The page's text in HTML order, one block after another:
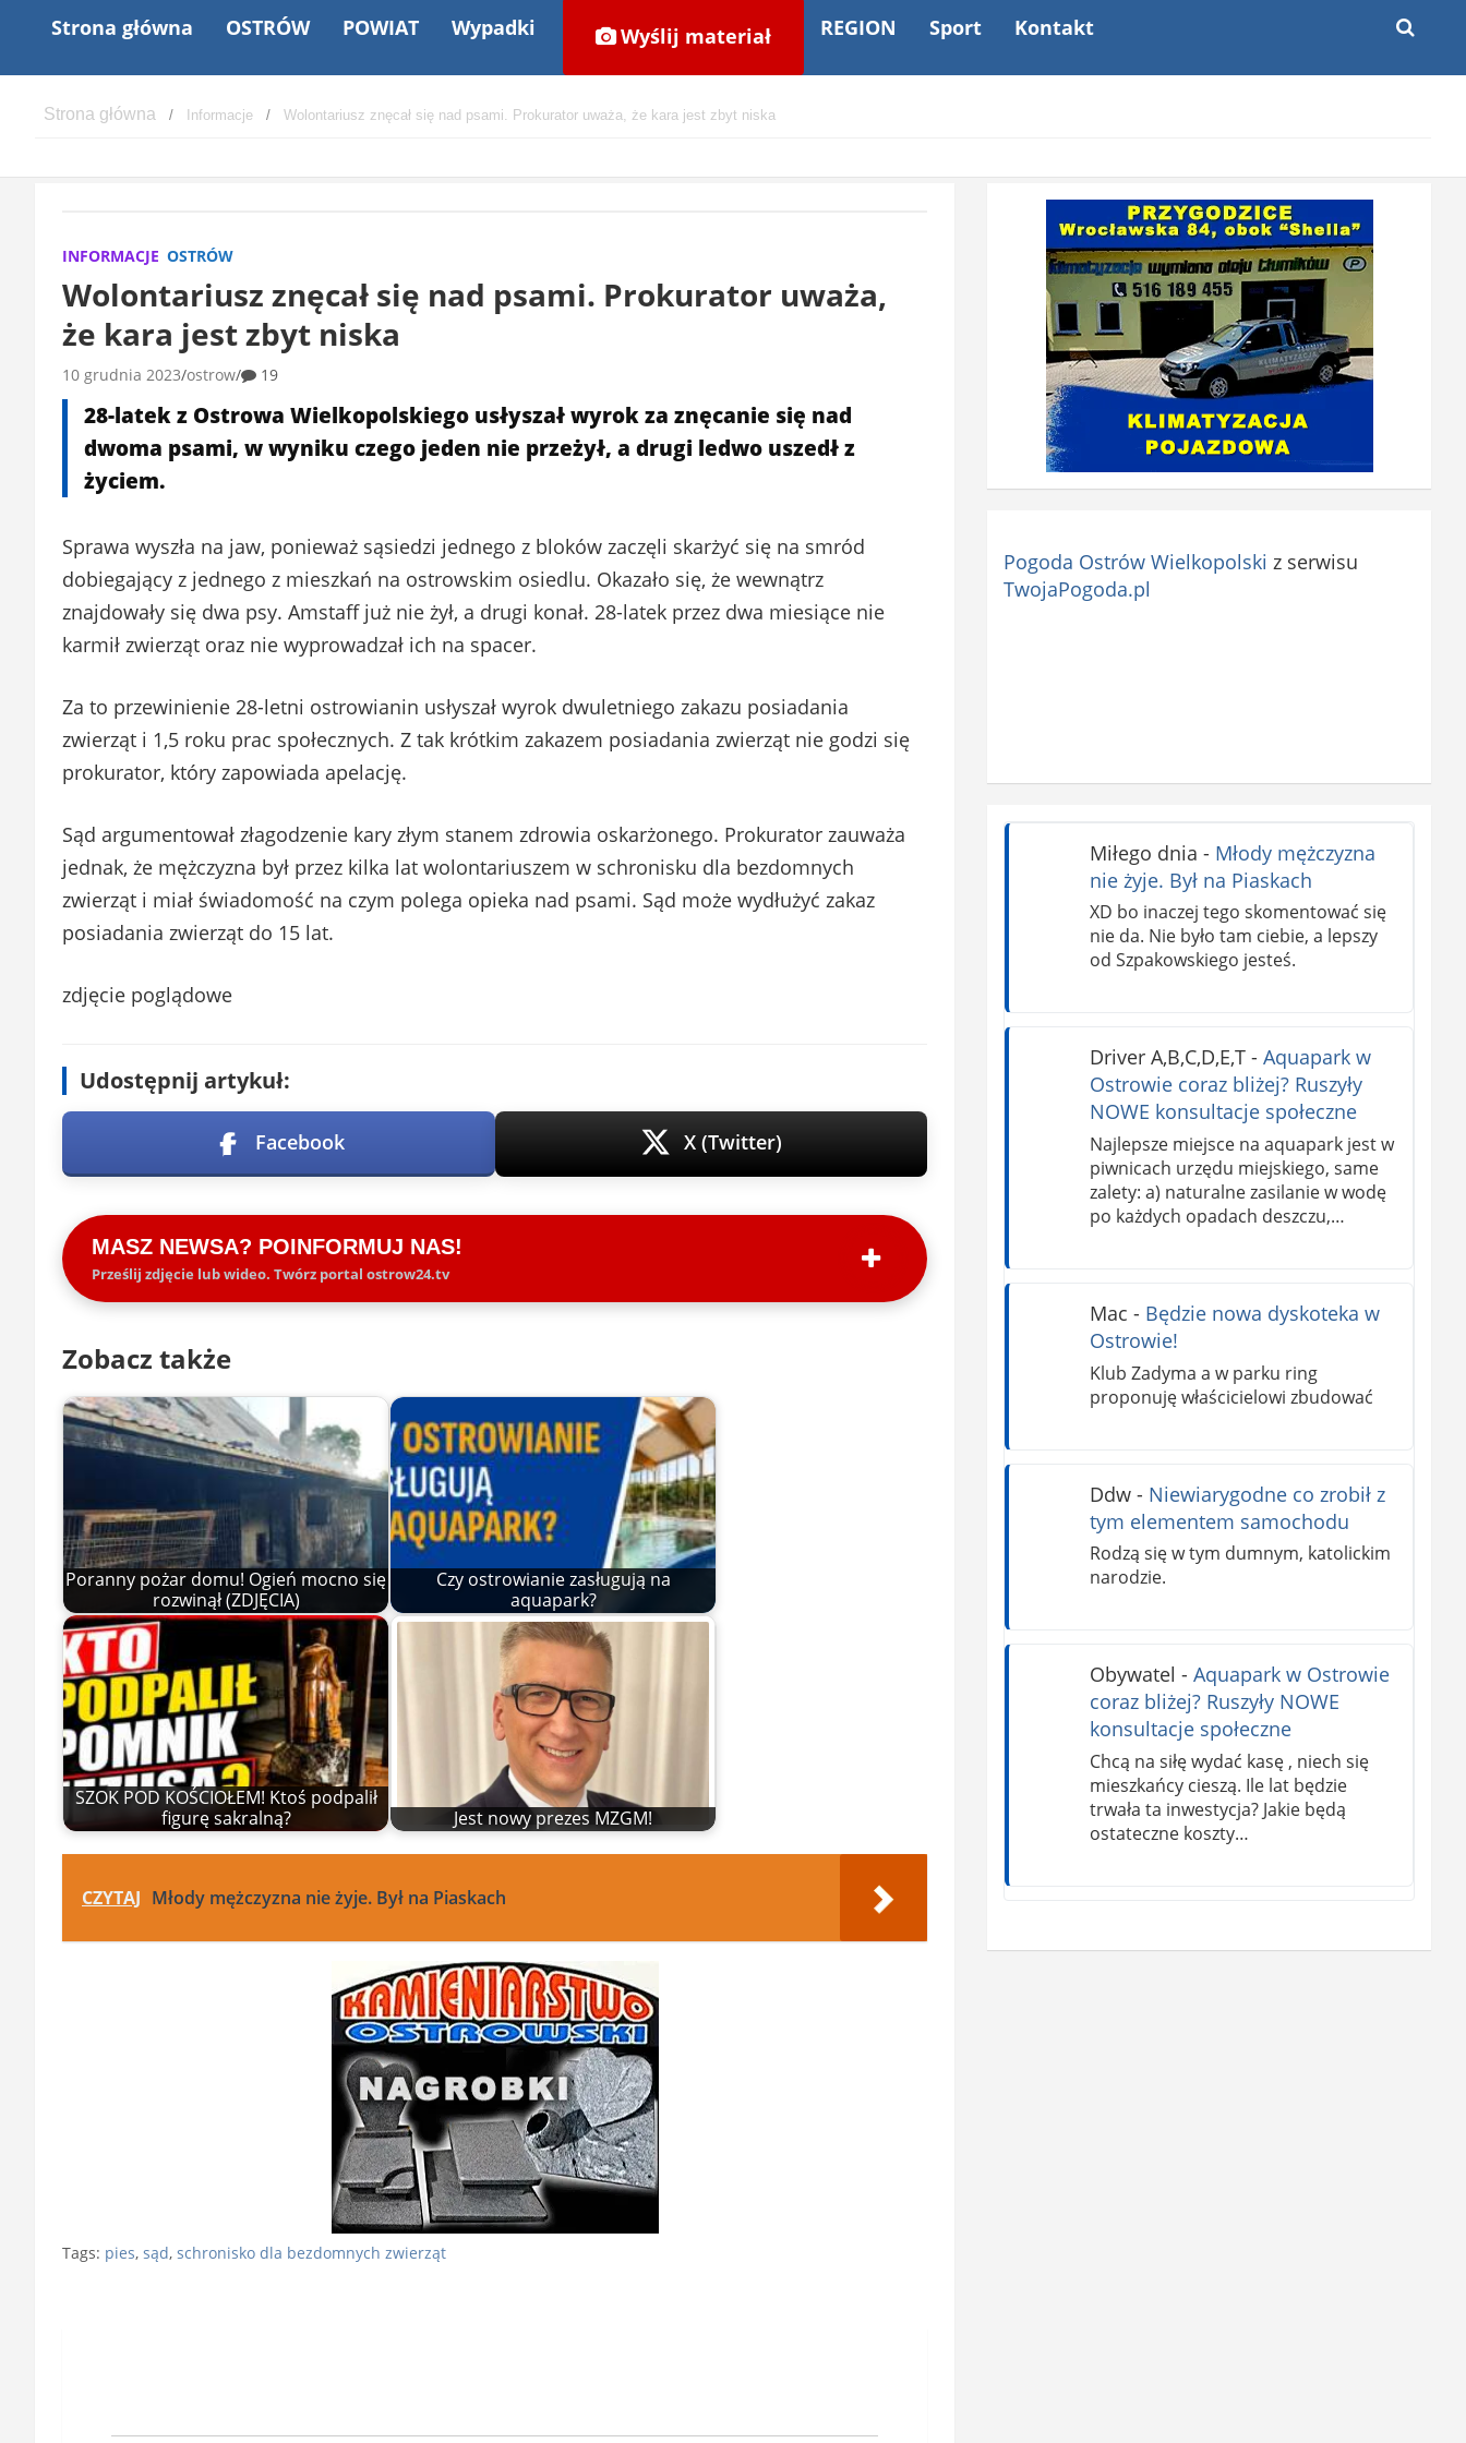
Strona główna OSTRÓW POWIAT Wypadki Wyślij materiał REGION Sport Kontakt
Informacje Wolontariusz znęcał się nad psami. Prokurator uważa, że kara jest zbyt niska
INFORMACJE OSTRÓW
Wolontariusz znęcał się nad psami. Prokurator uważa,
że kara jest zbyt niska
10 grudnia 2023 ostrow 19
28-latek z Ostrowa Wielkopolskiego usłyszał wyrok za znęcanie się nad
dwoma psami, w wyniku czego jeden nie przeżył, a drugi ledwo uszedł z
życiem.
Sprawa wyszła na jaw, ponieważ sąsiedzi jednego z bloków zaczęli skarżyć się na smród
dobiegający z jednego z mieszkań na ostrowskim osiedlu. Okazało się, że wewnątrz
znajdowały się dwa psy. Amstaff już nie żył, a drugi konał. 28-latek przez dwa miesiące nie
karmił zwierząt oraz nie wyprowadzał ich na spacer.
Za to przewinienie 28-letni ostrowianin usłyszał wyrok dwuletniego zakazu posiadania
zwierząt i 1,5 roku prac społecznych. Z tak krótkim zakazem posiadania zwierząt nie godzi się
prokurator, który zapowiada apelację.
Sąd argumentował złagodzenie kary złym stanem zdrowia oskarżonego. Prokurator zauważa
jednak, że mężczyzna był przez kilka lat wolontariuszem w schronisku dla bezdomnych
zwierząt i miał świadomość na czym polega opieka nad psami. Sąd może wydłużyć zakaz
posiadania zwierząt do 15 lat.
zdjęcie poglądowe
Udostępnij artykuł:
Facebook X (Twitter)
MASZ NEWSA? POINFORMUJ NAS!
Prześlij zdjęcie lub wideo. Twórz portal ostrow24.tv
Zobacz także
Poranny pożar domu! Ogień mocno się
rozwinął (ZDJĘCIA)
Czy ostrowianie zasługują na
aquapark?
SZOK POD KOŚCIOŁEM! Ktoś podpalił
figurę sakralną?
Jest nowy prezes MZGM!
CZYTAJ Młody mężczyzna nie żyje. Był na Piaskach
Tags: pies, sąd, schronisko dla bezdomnych zwierząt
Pogoda Ostrów Wielkopolski z serwisu
TwojaPogoda.pl
Miłego dnia - Młody mężczyzna
nie żyje. Był na Piaskach
XD bo inaczej tego skomentować się
nie da. Nie było tam ciebie, a lepszy
od Szpakowskiego jesteś.
Driver A,B,C,D,E,T- Aquapark w
Ostrowie coraz bliżej? Ruszyły
NOWE konsultacje społeczne
Najlepsze miejsce na aquapark jest w
piwnicach urzędu miejskiego, same
zalety: a) naturalne zasilanie w wodę
po każdych opadach deszczu,…
Mac - Będzie nowa dyskoteka w
Ostrowie!
Klub Zadyma a w parku ring
proponuję właścicielowi zbudować
Ddw- Niewiarygodne co zrobił z
tym elementem samochodu
Rodzą się w tym dumnym, katolickim
narodzie.
Obywatel - Aquapark w Ostrowie
coraz bliżej? Ruszyły NOWE
konsultacje społeczne
Chcą na siłę wydać kasę , niech się
mieszkańcy cieszą. Ile lat będzie
trwała ta inwestycja? Jakie będą
ostateczne koszty…